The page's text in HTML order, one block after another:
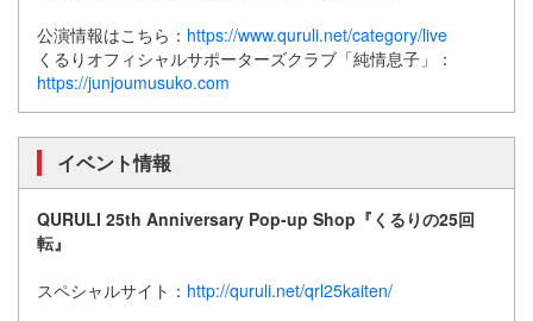
公演情報はこちら： https://www.quruli.net/category/live
くるりオフィシャルサポーターズクラブ「純情息子」：
https://junjoumusuko.com
イベント情報
QURULI 25th Anniversary Pop-up Shop『くるりの25回
転』
スペシャルサイト： http://quruli.net/qrl25kaiten/